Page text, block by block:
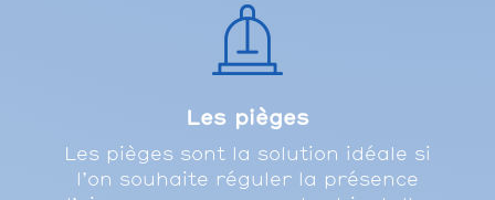
Les pièges
Les pièges sont la solution idéale si
l’on souhaite réguler la présence